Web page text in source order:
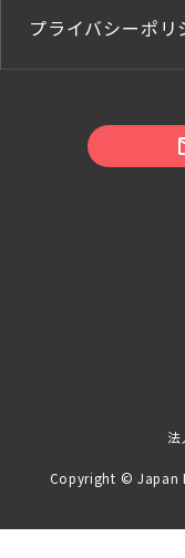
プライバシーポリ
法
Copyright © Japan